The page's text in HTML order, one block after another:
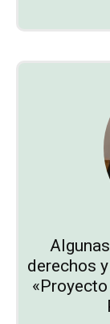
derechos